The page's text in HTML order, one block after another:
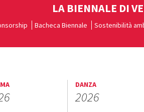
LA BIENNALE DI
Bacheca Biennale Sostenibilità
DANZA
2026